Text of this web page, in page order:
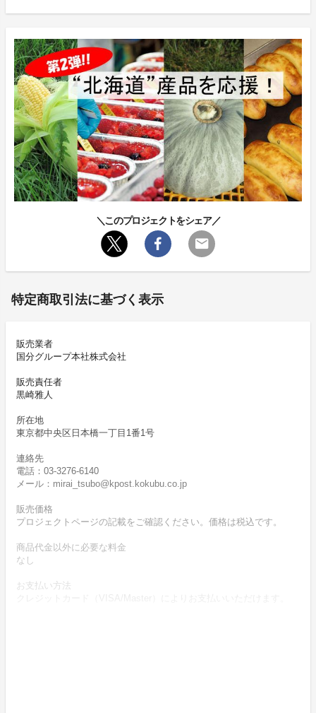
＼このプロジェクトをシェア／
特定商取引法に基づく表示
販売業者
国分グループ本社株式会社
販売責任者
黒崎雅人
所在地
東京都中央区日本橋一丁目1番1号
連絡先
電話：03-3276-6140
メール：mirai_tsubo@kpost.kokubu.co.jp
販売価格
プロジェクトページの記載をご確認ください。価格は税込です。
商品代金以外に必要な料金
なし
お支払い方法